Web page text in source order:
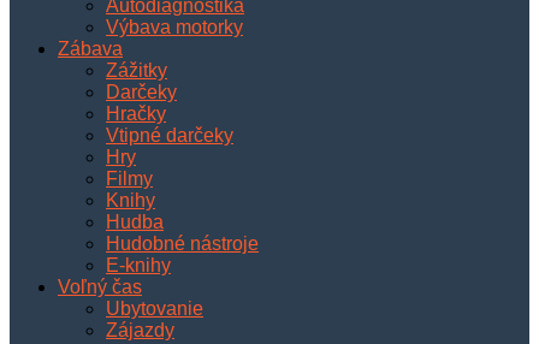
Autodiagnostika
Výbava motorky
Zábava
Zážitky
Darčeky
Hračky
Vtipné darčeky
Hry
Filmy
Knihy
Hudba
Hudobné nástroje
E-knihy
Voľný čas
Ubytovanie
Zájazdy